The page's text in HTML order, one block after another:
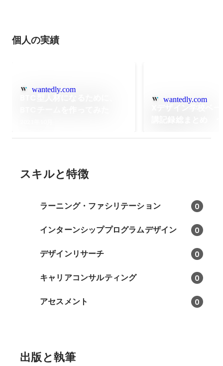
個人の実績
wantedly.com
wantedly.com
スキルと特徴
ラーニング・ファシリテーション 0
インターンシッププログラムデザイン 0
デザインリサーチ 0
キャリアコンサルティング 0
アセスメント 0
出版と執筆